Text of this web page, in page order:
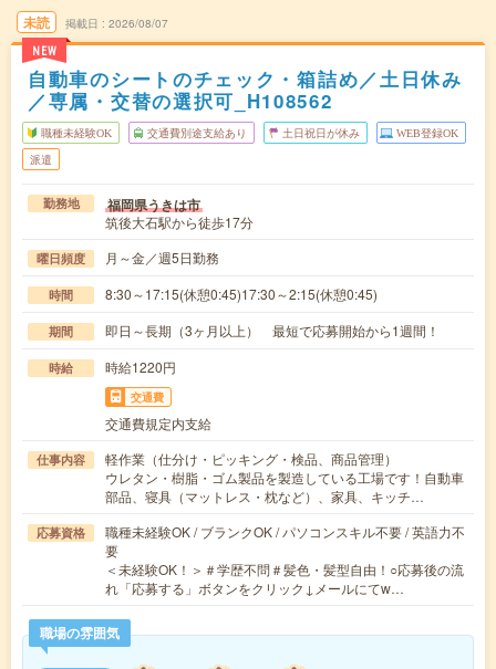
未読
NEW
掲載日 2026/08/07
自動車のシートのチェック・箱詰め／土日休み
／専属・交替の選択可_H108562
職種未経験OK 交通費別途支給あり 土日祝日が休み WEB登録OK
派遣
勤務地 福岡県うきは市
筑後大石駅から徒歩17分
曜日頻度 月～金／週5日勤務
時間 8:30～17:15(休憩0:45)17:30～2:15(休憩0:45)
期間 即日～長期（3ヶ月以上） 最短で応募開始から1週間！
時給 時給1220円
交通費
交通費規定内支給
仕事内容
軽作業（仕分け・ピッキング・検品、商品管理）
ウレタン・樹脂・ゴム製品を製造している工場です！自動車
部品、寝具（マットレス・枕など）、家具、キッチ…
応募資格
職種未経験OK / ブランクOK / パソコンスキル不要 / 英語力不
要
＜未経験OK！＞＃学歴不問＃髪色・髪型自由！○応募後の流
れ「応募する」ボタンをクリック↓メールにてw…
職場の雰囲気